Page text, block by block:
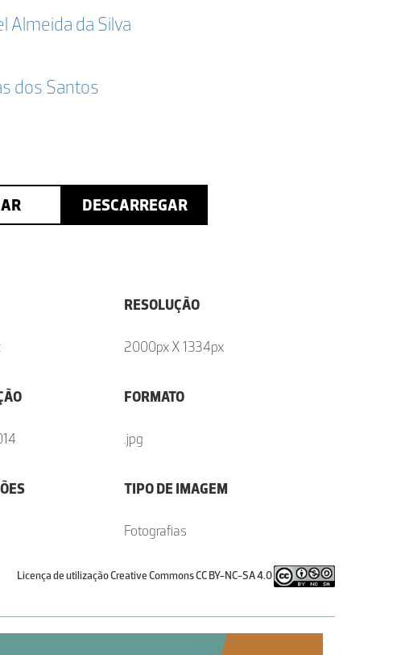
Almeida da Silva
dos Santos
DESCARREGAR
RESOLUÇÃO
2000px X 1334px
FORMATO
.jpg
TIPO DE IMAGEM
Fotografias
Licença de utilização Creative Commons CC BY-NC-SA 4.0